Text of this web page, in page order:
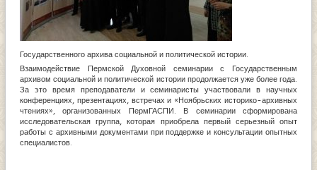
Государственного архива социальной и политической истории.
Взаимодействие Пермской Духовной семинарии с Государственным
архивом социальной и политической истории продолжается уже более года.
За это время преподаватели и семинаристы участвовали в научных
конференциях, презентациях, встречах и «Ноябрьских историко-архивных
чтениях», организованных ПермГАСПИ. В семинарии сформирована
исследовательская группа, которая приобрела первый серьезный опыт
работы с архивными документами при поддержке и консультации опытных
специалистов.